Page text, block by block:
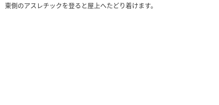
東側のアスレチックを登ると屋上へたどり着けます。